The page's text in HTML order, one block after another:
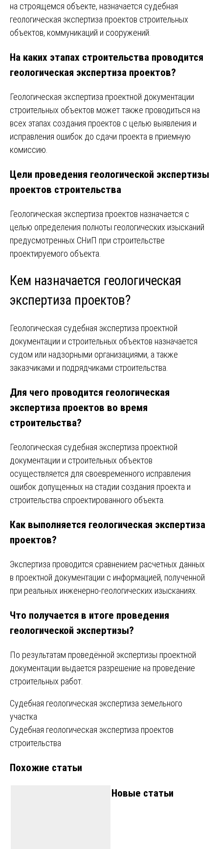
на строящемся объекте, назначается судебная
геологическая экспертиза проектов строительных
объектов, коммуникаций и сооружений.
На каких этапах строительства проводится
геологическая экспертиза проектов?
Геологическая экспертиза проектной документации
строительных объектов может также проводиться на
всех этапах создания проектов с целью выявления и
исправления ошибок до сдачи проекта в приемную
комиссию.
Цели проведения геологической экспертизы
проектов строительства
Геологическая экспертиза проектов назначается с
целью определения полноты геологических изысканий
предусмотренных СНиП при строительстве
проектируемого объекта.
Кем назначается геологическая
экспертиза проектов?
Геологическая судебная экспертиза проектной
документации и строительных объектов назначается
судом или надзорными организациями, а также
заказчиками и подрядчиками строительства.
Для чего проводится геологическая
экспертиза проектов во время
строительства?
Геологическая судебная экспертиза проектной
документации и строительных объектов
осуществляется для своевременного исправления
ошибок допущенных на стадии создания проекта и
строительства спроектированного объекта.
Как выполняется геологическая экспертиза
проектов?
Экспертиза проводится сравнением расчетных данных
в проектной документации с информацией, полученной
при реальных инженерно-геологических изысканиях.
Что получается в итоге проведения
геологической экспертизы?
По результатам проведённой экспертизы проектной
документации выдается разрешение на проведение
строительных работ.
Навигация
по
записям
Судебная геологическая экспертиза земельного
участка
Судебная геологическая экспертиза проектов
строительства
Похожие статьи
Новые статьи